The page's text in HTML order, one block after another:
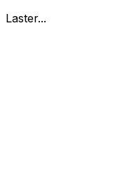
Laster...